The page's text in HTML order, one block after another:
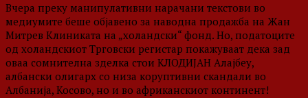
Вчера преку манипулативни нарачани текстови во
медиумите беше објавено за наводна продажба на Жан
Митрев Клиниката на „холандски“ фонд. Но, податоците
од холандскиот Трговски регистар покажуваат дека зад
оваа сомнителна зделка стои КЛОДИЈАН Алајбеу,
албански олигарх со низа коруптивни скандали во
Албанија, Косово, но и во африканскиот континент!